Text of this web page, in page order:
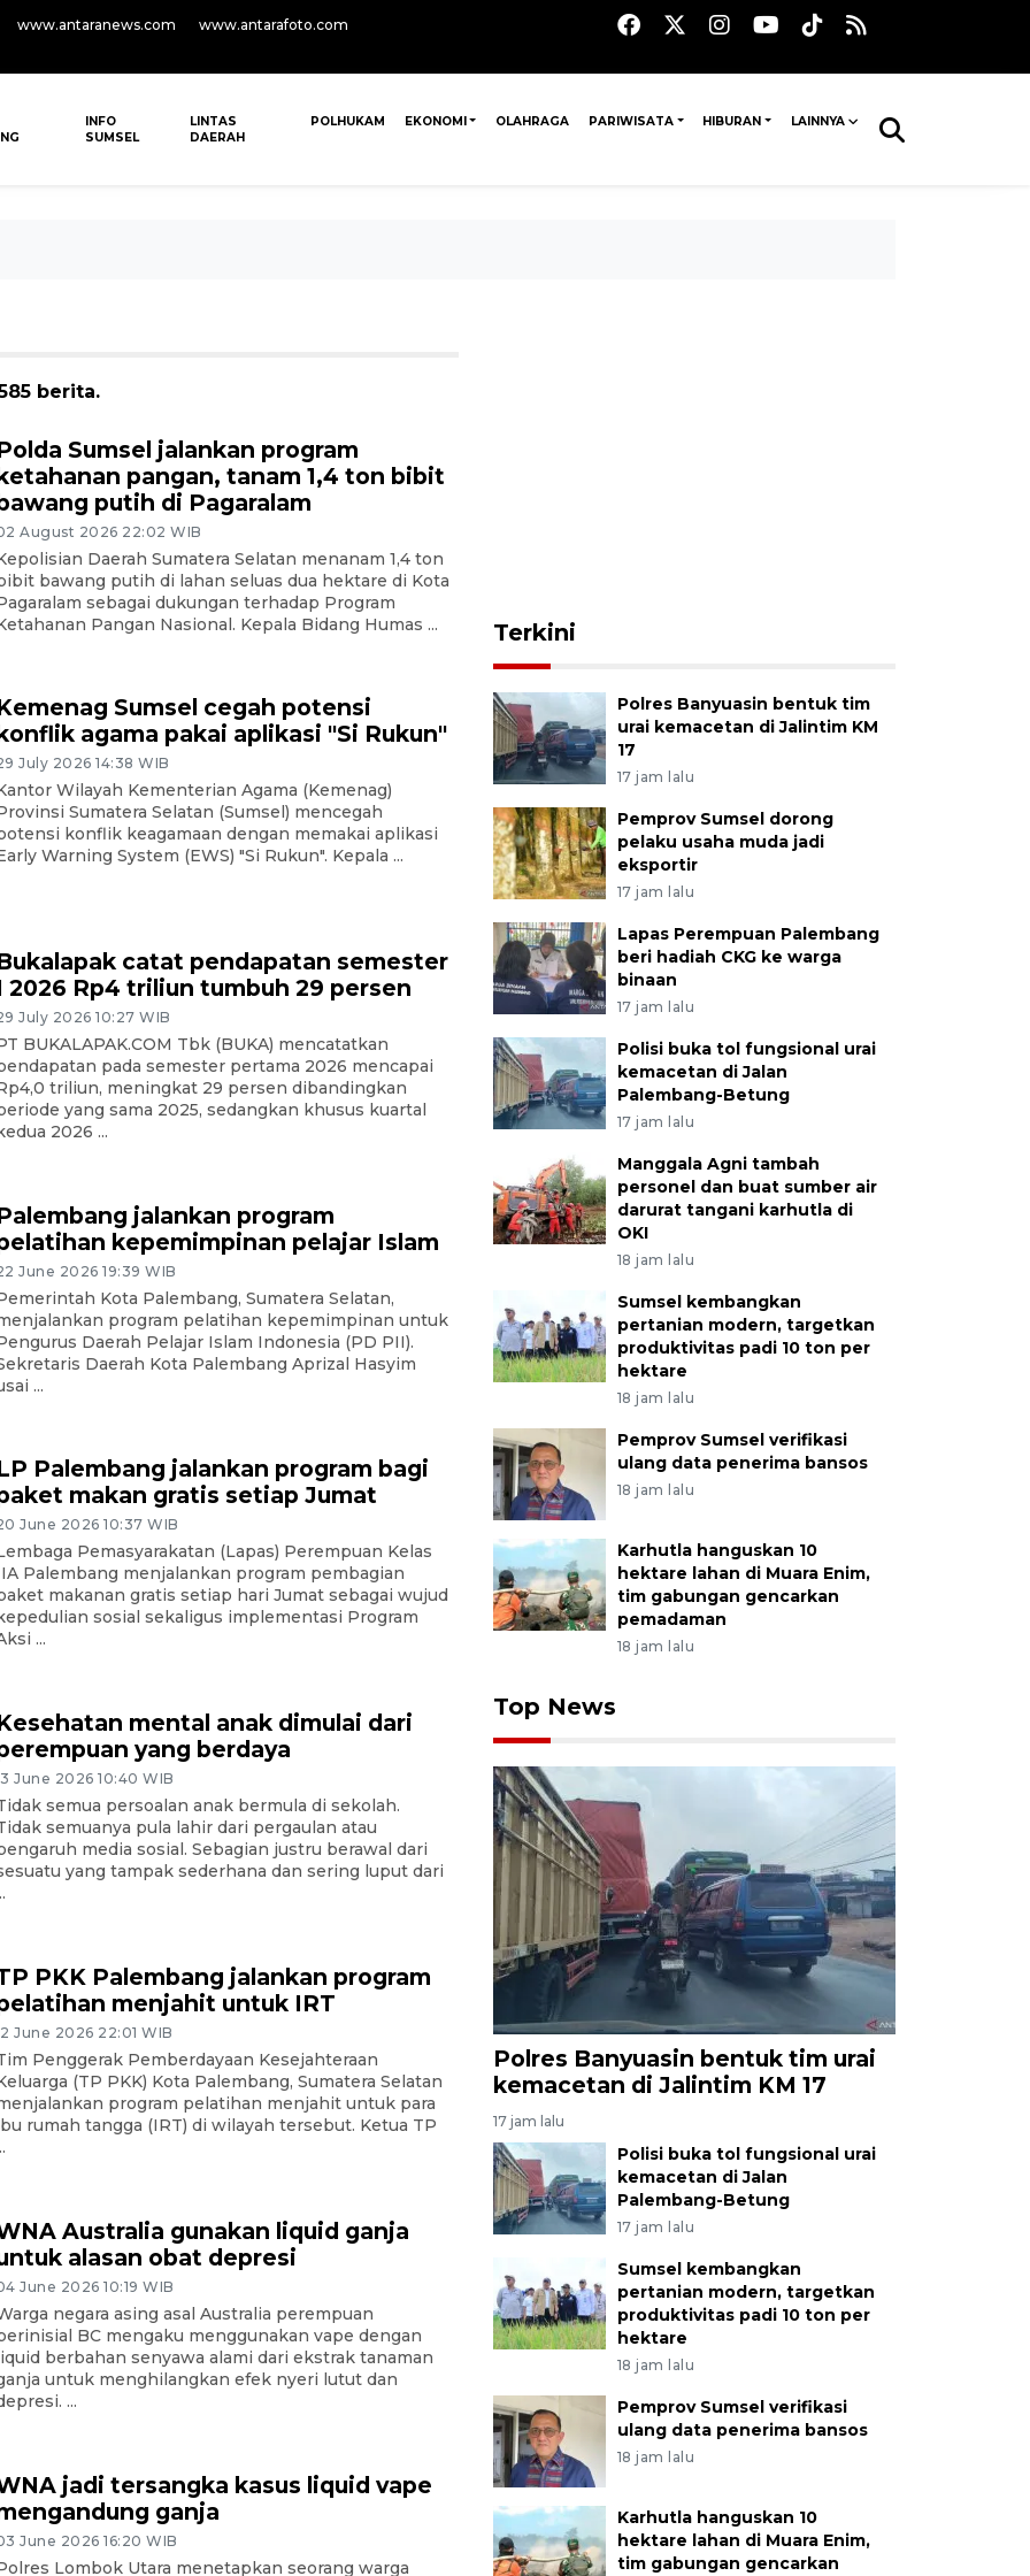
www.antaranews.com www.antarafoto.com
INFO
SUMSEL
LINTAS
DAERAH
POLHUKAM EKONOMI OLAHRAGA PARIWISATA HIBURAN LAINNYA
berita.
Sumsel jalankan program
pangan, tanam 1,4 ton bibit
putih di Pagaralam
August 2026 22:02 WIB
Daerah Sumatera Selatan menanam 1,4 ton
bawang putih di lahan seluas dua hektare di Kota
sebagai dukungan terhadap Program
Pangan Nasional. Kepala Bidang Humas ...
Sumsel cegah potensi
agama pakai aplikasi "Si Rukun"
July 2026 14:38 WIB
Wilayah Kementerian Agama (Kemenag)
Sumatera Selatan (Sumsel) mencegah
konflik keagamaan dengan memakai aplikasi
Warning System (EWS) "Si Rukun". Kepala ...
catat pendapatan semester
2026 Rp4 triliun tumbuh 29 persen
July 2026 10:27 WIB
BUKALAPAK.COM Tbk (BUKA) mencatatkan
pada semester pertama 2026 mencapai
triliun, meningkat 29 persen dibandingkan
yang sama 2025, sedangkan khusus kuartal
2026 ...
jalankan program
kepemimpinan pelajar Islam
June 2026 19:39 WIB
Kota Palembang, Sumatera Selatan,
program pelatihan kepemimpinan untuk
Daerah Pelajar Islam Indonesia (PD PII).
Daerah Kota Palembang Aprizal Hasyim
...
Palembang jalankan program bagi
makan gratis setiap Jumat
June 2026 10:37 WIB
Pemasyarakatan (Lapas) Perempuan Kelas
Palembang menjalankan program pembagian
makanan gratis setiap hari Jumat sebagai wujud
sosial sekaligus implementasi Program
...
mental anak dimulai dari
yang berdaya
June 2026 10:40 WIB
semua persoalan anak bermula di sekolah.
semuanya pula lahir dari pergaulan atau
media sosial. Sebagian justru berawal dari
yang tampak sederhana dan sering luput dari
PKK Palembang jalankan program
menjahit untuk IRT
June 2026 22:01 WIB
Penggerak Pemberdayaan Kesejahteraan
(TP PKK) Kota Palembang, Sumatera Selatan
program pelatihan menjahit untuk para
rumah tangga (IRT) di wilayah tersebut. Ketua TP
Australia gunakan liquid ganja
alasan obat depresi
June 2026 10:19 WIB
negara asing asal Australia perempuan
BC mengaku menggunakan vape dengan
berbahan senyawa alami dari ekstrak tanaman
untuk menghilangkan efek nyeri lutut dan
...
jadi tersangka kasus liquid vape
ganja
June 2026 16:20 WIB
Lombok Utara menetapkan seorang warga
Terkini
Polres Banyuasin bentuk tim
urai kemacetan di Jalintim KM
17
17 jam lalu
Pemprov Sumsel dorong
pelaku usaha muda jadi
eksportir
17 jam lalu
Lapas Perempuan Palembang
beri hadiah CKG ke warga
binaan
17 jam lalu
Polisi buka tol fungsional urai
kemacetan di Jalan
Palembang-Betung
17 jam lalu
Manggala Agni tambah
personel dan buat sumber air
darurat tangani karhutla di
OKI
18 jam lalu
Sumsel kembangkan
pertanian modern, targetkan
produktivitas padi 10 ton per
hektare
18 jam lalu
Pemprov Sumsel verifikasi
ulang data penerima bansos
18 jam lalu
Karhutla hanguskan 10
hektare lahan di Muara Enim,
tim gabungan gencarkan
pemadaman
18 jam lalu
Top News
Polres Banyuasin bentuk tim urai
kemacetan di Jalintim KM 17
17 jam lalu
Polisi buka tol fungsional urai
kemacetan di Jalan
Palembang-Betung
17 jam lalu
Sumsel kembangkan
pertanian modern, targetkan
produktivitas padi 10 ton per
hektare
18 jam lalu
Pemprov Sumsel verifikasi
ulang data penerima bansos
18 jam lalu
Karhutla hanguskan 10
hektare lahan di Muara Enim,
tim gabungan gencarkan